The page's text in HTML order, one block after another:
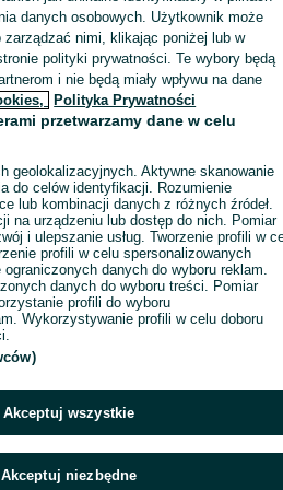
Wyświetlenia:
danych osobowych. Użytkownik może
zarządzać nimi, klikając poniżej lub w
polityki prywatności. Te wybory będą
i nie będą miały wpływu na dane
Polityka Prywatności
przetwarzamy dane w celu
geolokalizacyjnych. Aktywne skanowanie
do celów identyfikacji. Rozumienie
lub kombinacji danych z różnych źródeł.
na urządzeniu lub dostęp do nich. Pomiar
i ulepszanie usług. Tworzenie profili w
profili w celu spersonalizowanych
danych do wyboru reklam.
danych do wyboru treści. Pomiar
profili do wyboru
Wykorzystywanie profili w celu doboru
Akceptuj wszystkie
Akceptuj niezbędne